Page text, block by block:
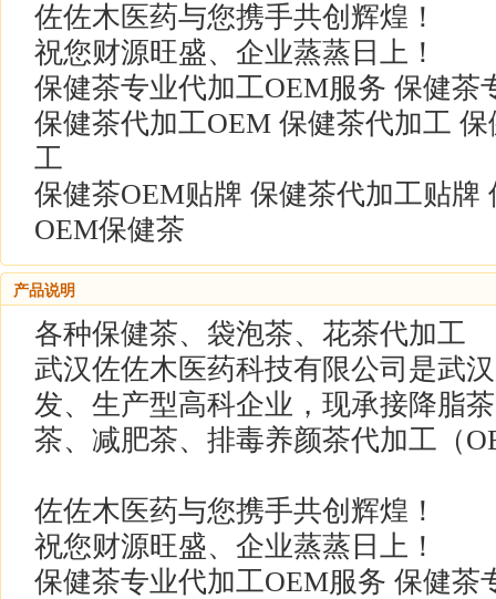
佐佐木医药与您携手共创辉煌！
祝您财源旺盛、企业蒸蒸日上！
保健茶专业代加工OEM服务 保健茶
保健茶代加工OEM 保健茶代加工
工
保健茶OEM贴牌 保健茶代加工贴牌
OEM保健茶
产品说明
各种保健茶、袋泡茶、花茶代加工
武汉佐佐木医药科技有限公司是武
发、生产型高科企业，现承接降脂
茶、减肥茶、排毒养颜茶代加工（
佐佐木医药与您携手共创辉煌！
祝您财源旺盛、企业蒸蒸日上！
保健茶专业代加工OEM服务 保健茶